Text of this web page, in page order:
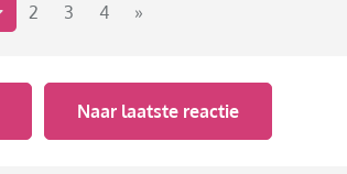
2 3 4 »
Naar laatste reactie